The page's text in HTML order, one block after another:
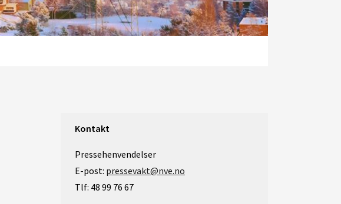
Kontakt
Pressehenvendelser
E-post: pressevakt@nve.no
Tlf: 48 99 76 67